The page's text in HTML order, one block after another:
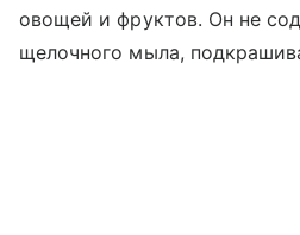
овощей и фруктов. Он не
щелочного мыла,